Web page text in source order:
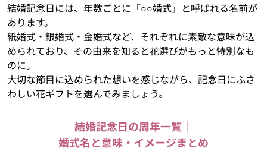
結婚記念日には、年数ごとに「○○婚式」と呼ばれる名前が
あります。
紙婚式・銀婚式・金婚式など、それぞれに素敵な意味が込
められており、その由来を知ると花選びがもっと特別なも
のに。
大切な節目に込められた想いを感じながら、記念日にふさ
わしい花ギフトを選んでみましょう。
結婚記念日の周年一覧｜
婚式名と意味・イメージまとめ